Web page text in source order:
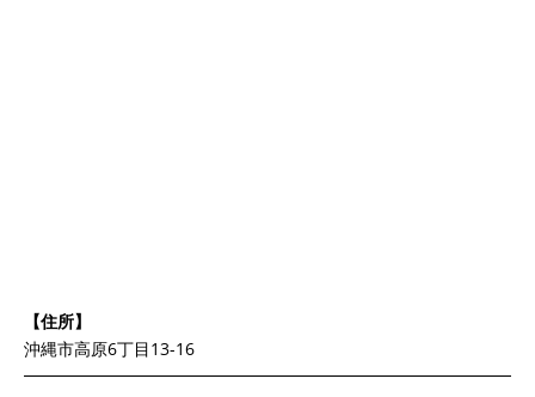
【住所】
沖縄市高原6丁目13-16